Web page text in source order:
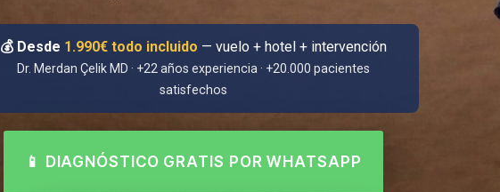
💰 Desde 1.990€ todo incluido — vuelo + hotel + intervención
Dr. Merdan Çelik MD · +22 años experiencia · +20.000 pacientes
satisfechos
📱 DIAGNÓSTICO GRATIS POR WHATSAPP